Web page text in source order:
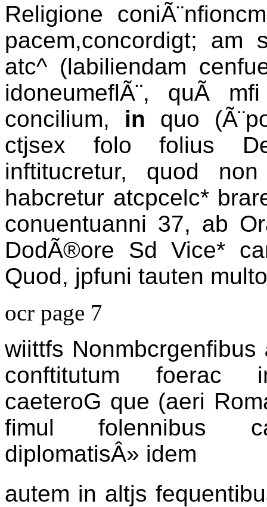
Religione
pacem,concordigt; am
atc^ (labiliendam
idoneumeflÃ¨, quÃ
concilium, in quo
ctjsex folo folius
inftitucretur, quod
habcretur atcpcelc*
conuentuanni 37, ab
DodÃ®ore Sd Vice*
Quod, jpfuni tauten
ocr page 7
wiittfs Nonmbcrgenfibus
conftitutum foerac
caeteroG que (aeri
fimul folennibus
diplomatisÂ» idem
autem in altjs